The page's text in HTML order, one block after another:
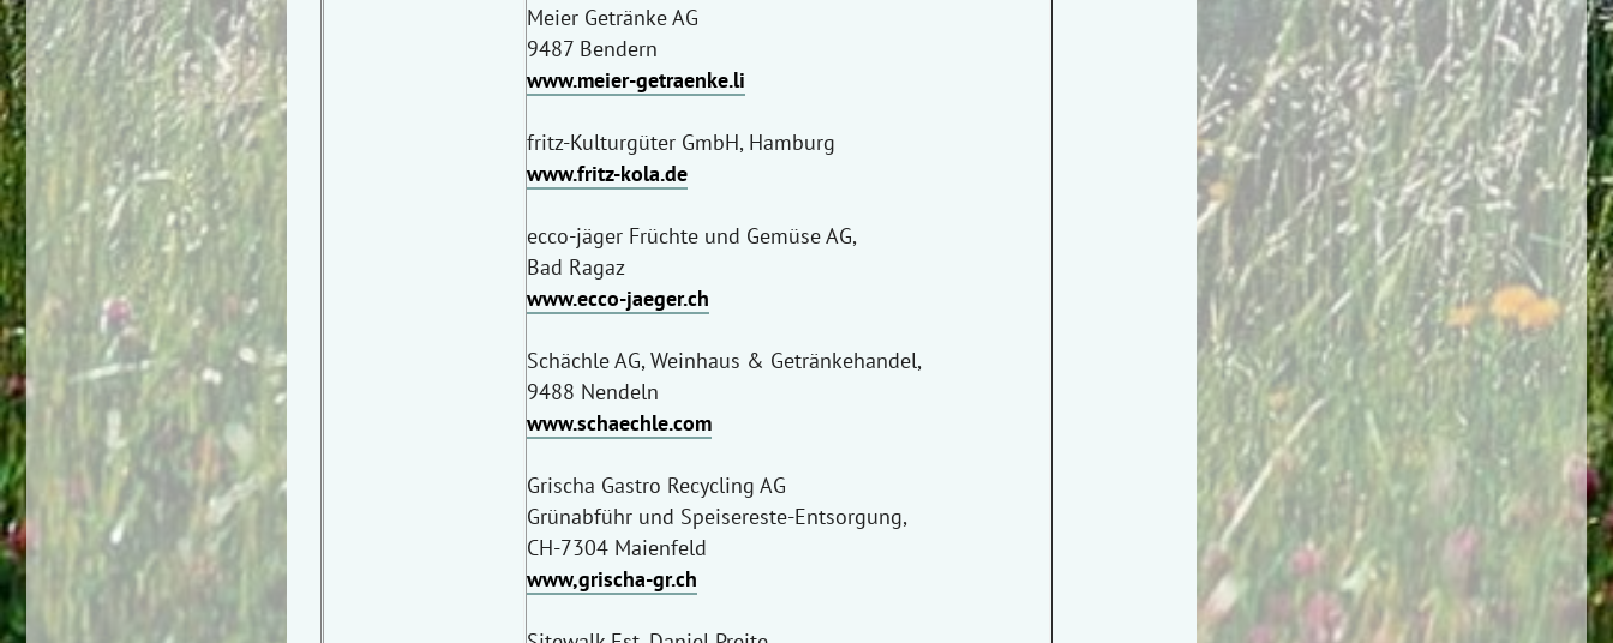
Meier Getränke AG
9487 Bendern
www.meier-getraenke.li
fritz-Kulturgüter GmbH, Hamburg
www.fritz-kola.de
ecco-jäger Früchte und Gemüse AG,
Bad Ragaz
www.ecco-jaeger.ch
Schächle AG, Weinhaus & Getränkehandel,
9488 Nendeln
www.schaechle.com
Grischa Gastro Recycling AG
Grünabführ und Speisereste-Entsorgung,
CH-7304 Maienfeld
www,grischa-gr.ch